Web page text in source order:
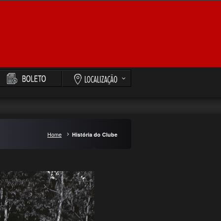
Home História do Clube